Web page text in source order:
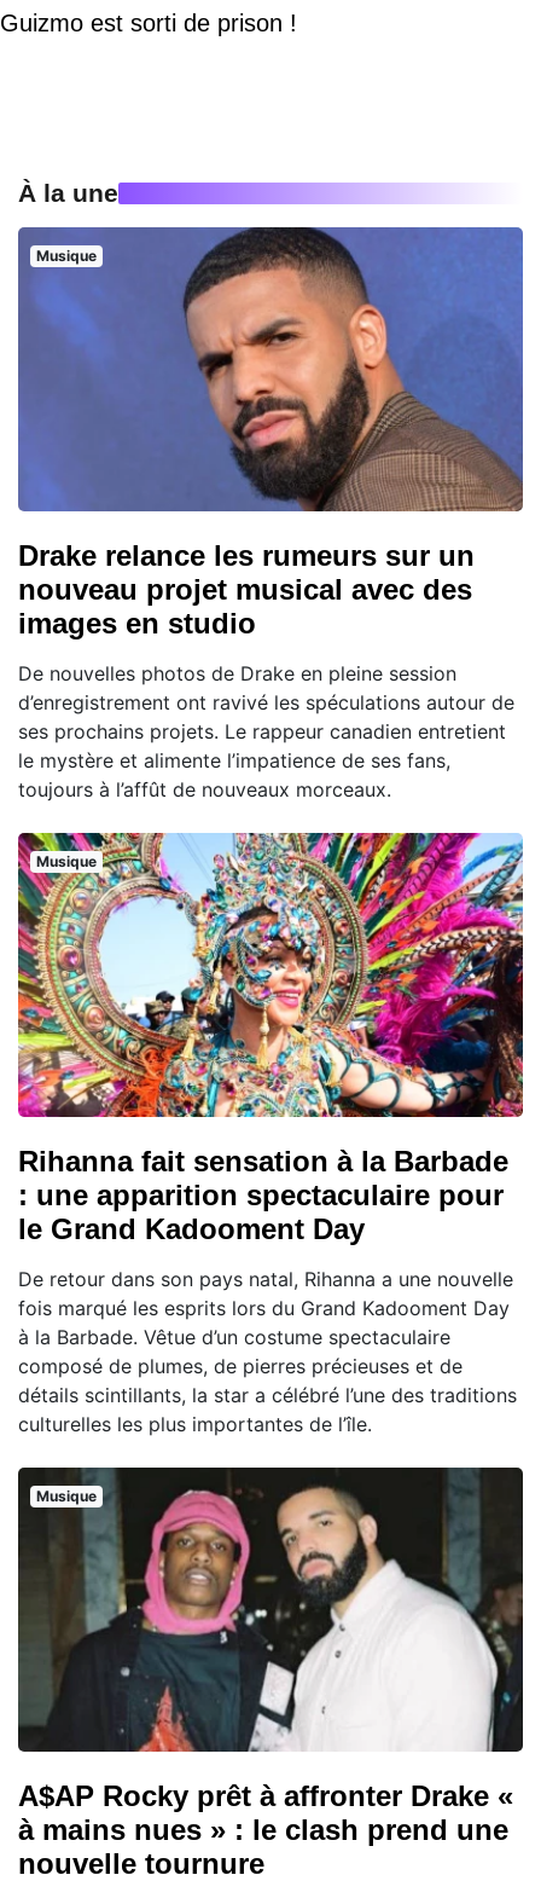
Guizmo est sorti de prison !
À la une
Musique
Drake relance les rumeurs sur un
nouveau projet musical avec des
images en studio
De nouvelles photos de Drake en pleine session
d’enregistrement ont ravivé les spéculations autour de
ses prochains projets. Le rappeur canadien entretient
le mystère et alimente l’impatience de ses fans,
toujours à l’affût de nouveaux morceaux.
Musique
Rihanna fait sensation à la Barbade
: une apparition spectaculaire pour
le Grand Kadooment Day
De retour dans son pays natal, Rihanna a une nouvelle
fois marqué les esprits lors du Grand Kadooment Day
à la Barbade. Vêtue d’un costume spectaculaire
composé de plumes, de pierres précieuses et de
détails scintillants, la star a célébré l’une des traditions
culturelles les plus importantes de l’île.
Musique
A$AP Rocky prêt à affronter Drake «
à mains nues » : le clash prend une
nouvelle tournure